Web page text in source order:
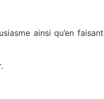
ainsi qu’en faisant